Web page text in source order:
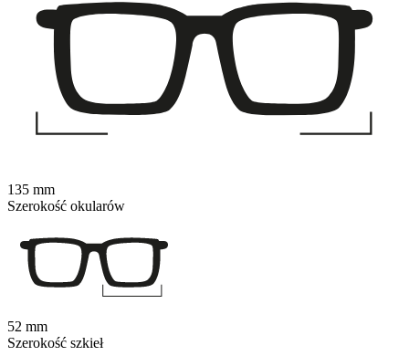
135 mm
Szerokość okularów
52 mm
Szerokość szkieł